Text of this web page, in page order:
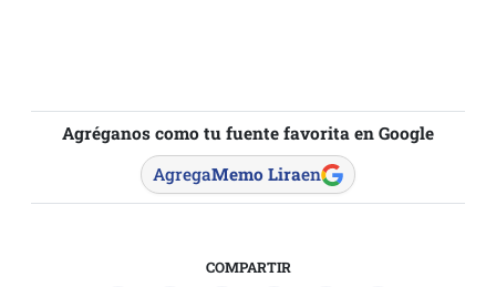
Agréganos como tu fuente favorita en Google
AgregaMemo Liraen
COMPARTIR